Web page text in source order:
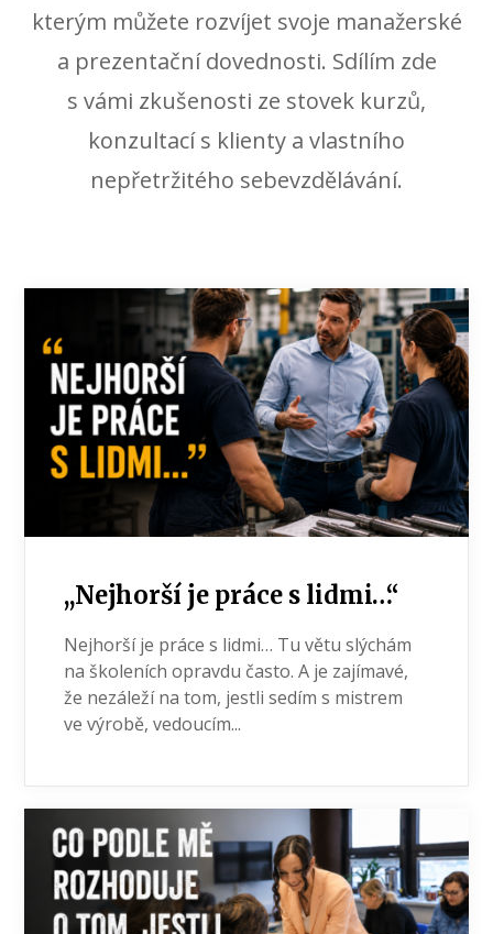
kterým můžete rozvíjet svoje manažerské
a prezentační dovednosti. Sdílím zde
s vámi zkušenosti ze stovek kurzů,
konzultací s klienty a vlastního
nepřetržitého sebevzdělávání.
,,Nejhorší je práce s lidmi…“
Nejhorší je práce s lidmi… Tu větu slýchám
na školeních opravdu často. A je zajímavé,
že nezáleží na tom, jestli sedím s mistrem
ve výrobě, vedoucím...